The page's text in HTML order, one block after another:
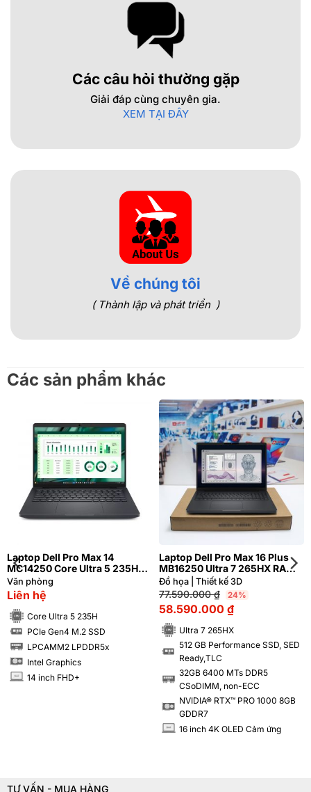
Các câu hỏi thường gặp
Giải đáp cùng chuyên gia.
XEM TẠI ĐÂY
Về chúng tôi
( Thành lập và phát triển )
Các sản phẩm khác
Laptop Dell Pro Max 14
MC14250 Core Ultra 5 235H
RAM 16GB SSD 256GB 14 inch
FHD+
Văn phòng
Liên hệ
Core Ultra 5 235H
SSD PCIe Gen4 M.2 SSD
LPCAMM2 LPDDR5x
Intel Graphics
INCH 14 inch FHD+
Laptop Dell Pro Max 16 Plus
MB16250 Ultra 7 265HX RAM
32GB M2.SSD 512GB 4K OLED
120Hz Cảm ứng NVIDIA® RTX™
PRO 1000 8GB GDDR7
Đồ họa | Thiết kế 3D
77.590.000₫ 24%
58.590.000 ₫
Ultra 7 265HX
SSD
512 GB Performance SSD, SED
Ready,TLC
32GB 6400 MTs DDR5
CSoDIMM, non-ECC
NVIDIA® RTX™ PRO 1000 8GB
GDDR7
INCH 16 inch 4K OLED Cảm ứng
TƯ VẤN - MUA HÀNG